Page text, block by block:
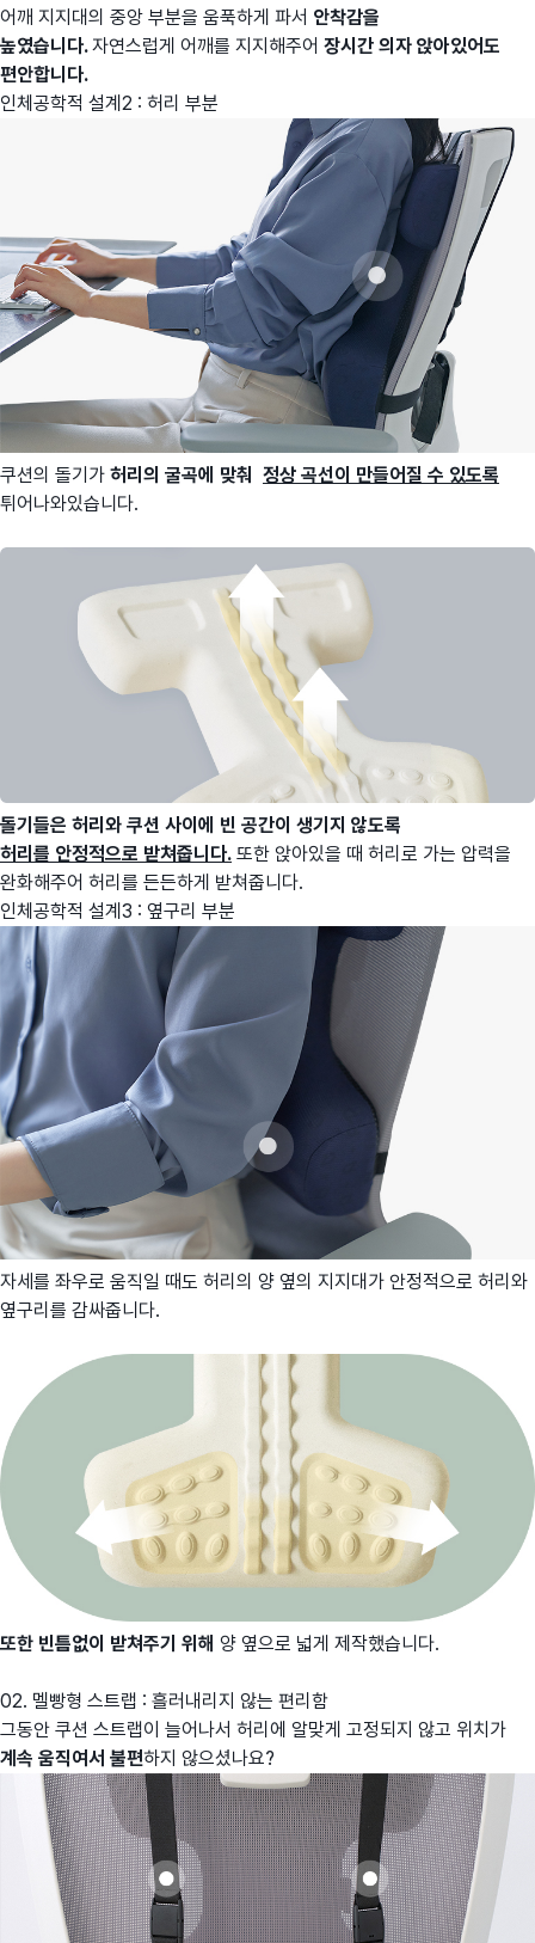
어깨 지지대의 중앙 부분을 움푹하게 파서 안착감을
높였습니다.자연스럽게 어깨를 지지해주어 장시간 의자 앉아있어도
편안합니다.
인체공학적 설계2 : 허리 부분
쿠션의 돌기가 허리의 굴곡에 맞춰
정상 곡선이 만들어질 수 있도록
튀어나와있습니다.
돌기들은 허리와 쿠션 사이에 빈 공간이 생기지 않도록
허리를 안정적으로 받쳐줍니다. 또한 앉아있을 때 허리로 가는 압력을
완화해주어 허리를 든든하게 받쳐줍니다.
인체공학적 설계3 : 옆구리 부분
자세를 좌우로 움직일 때도 허리의 양 옆의 지지대가 안정적으로 허리와
옆구리를 감싸줍니다.
또한 빈틈없이 받쳐주기 위해 양 옆으로 넓게 제작했습니다.
02. 멜빵형 스트랩 : 흘러내리지 않는 편리함
그동안 쿠션 스트랩이 늘어나서 허리에 알맞게 고정되지 않고 위치가
계속 움직여서 불편하지 않으셨나요?